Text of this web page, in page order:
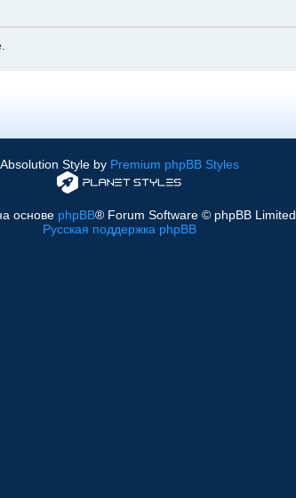
Absolution Style by Premium phpBB Styles
основе phpBB® Forum Software © phpBB Limited
Русская поддержка phpBB